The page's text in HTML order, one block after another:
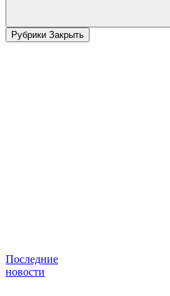
Рубрики Закрыть
Последние
новости